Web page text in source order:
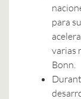
para
varias
Bonn.